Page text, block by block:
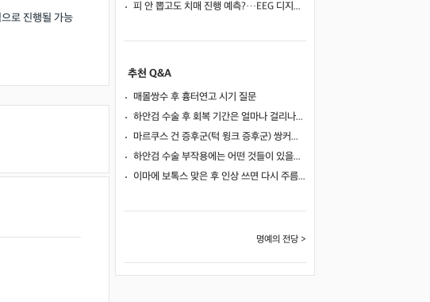
로 진행될 가능
피 안 뽑고도 치매 진행 예측?…EEG 디지털 트윈, 기존 바이오마커만큼 정확했다
추천 Q&A
매몰쌍수 후 흉터연고 시기 질문
하안검 수술 후 회복 기간은 얼마나 걸리나요?
마르쿠스 건 증후군(턱 윙크 증후군) 쌍커풀 수술 가능 여부
하안검 수술 부작용에는 어떤 것들이 있을까요?
이마에 보톡스 맞은 후 인상 쓰면 다시 주름이 생길까요?
명예의 전당 >